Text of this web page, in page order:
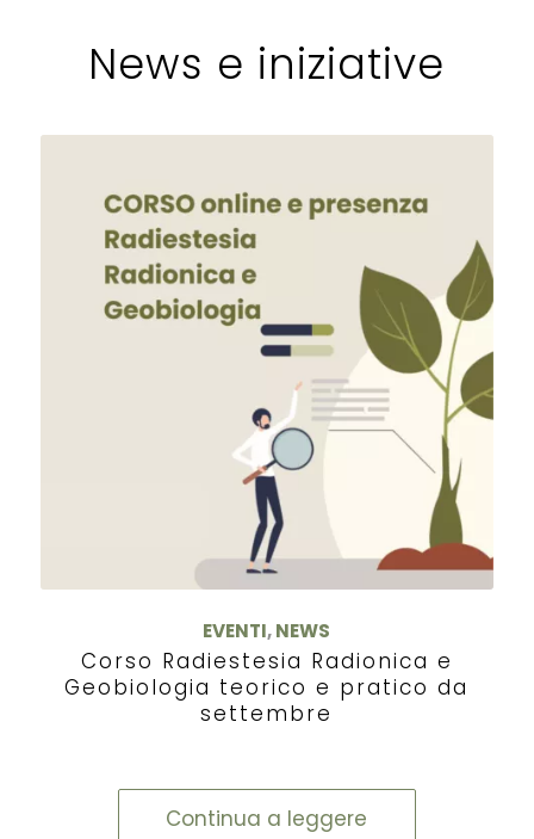
News e iniziative
EVENTI,NEWS
Corso Radiestesia Radionica e
Geobiologia teorico e pratico da
settembre
Continua a leggere